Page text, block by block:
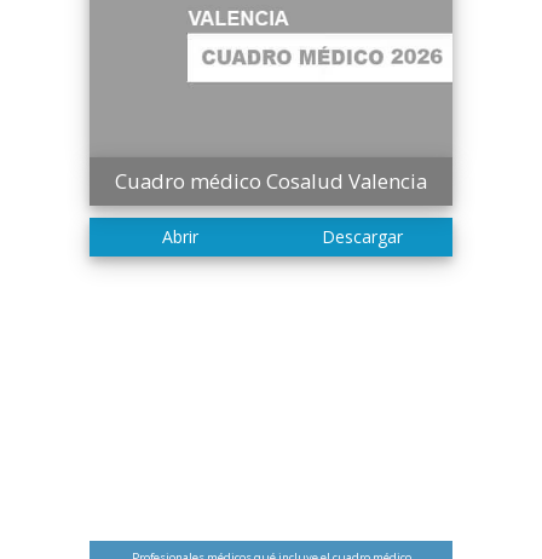
Cuadro médico Cosalud Valencia